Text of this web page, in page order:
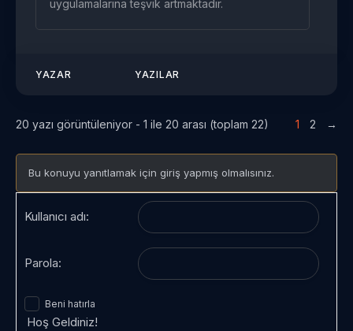
uygulamalarına teşvik artmaktadır.
YAZAR YAZILAR
20 yazı görüntüleniyor - 1 ile 20 arası (toplam 22) 1 2 →
Bu konuyu yanıtlamak için giriş yapmış olmalısınız.
Kullanıcı adı:
Parola:
Beni hatırla
Hoş Geldiniz!